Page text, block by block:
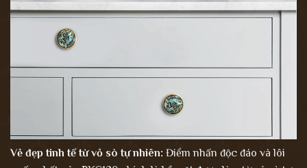
Vẻ đẹp tinh tế từ vỏ sò tự nhiên: Điểm nhấn độc đáo và lôi